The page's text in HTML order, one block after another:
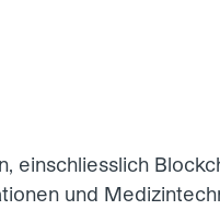
einschliesslich
und